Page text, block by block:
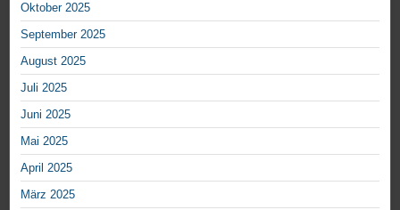
Oktober 2025
September 2025
August 2025
Juli 2025
Juni 2025
Mai 2025
April 2025
März 2025